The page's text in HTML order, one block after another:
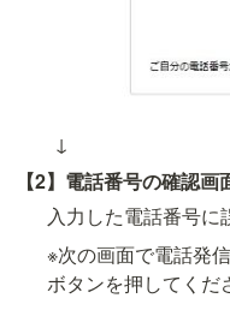
↓
【2】電話番号の確認画
入力した電話番号
※次の画面で電話発
ボタンを押してくだ